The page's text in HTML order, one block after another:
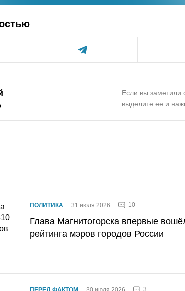
Если вы заметили
выделите ее и
ПОЛИТИКА 31 июля 2026 10
Глава Магнитогорска впервые
рейтинга мэров городов России
3